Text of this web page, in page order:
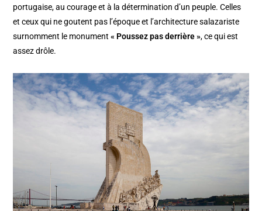
portugaise, au courage et à la détermination d’un peuple. Celles
et ceux qui ne goutent pas l’époque et l’architecture salazariste
surnomment le monument« Poussez pas derrière », ce qui est
assez drôle.